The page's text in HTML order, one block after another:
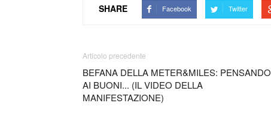
SHARE Facebook Twitter
Articolo precedente
BEFANA DELLA METER&MILES: PENSANDO
AI BUONI... (IL VIDEO DELLA
MANIFESTAZIONE)